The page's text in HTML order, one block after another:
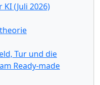
(Juli 2026)
Tur und die
Ready-made